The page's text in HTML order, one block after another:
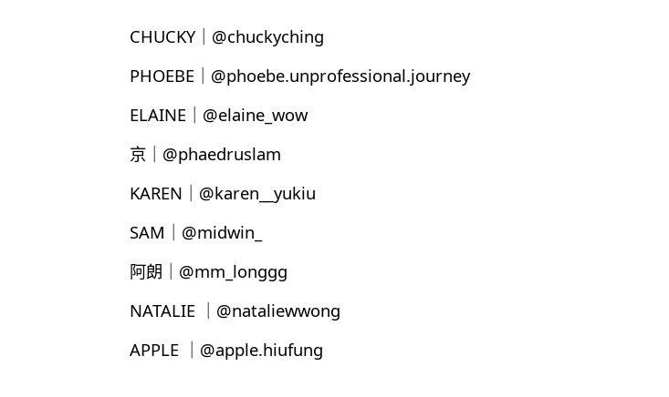
CHUCKY｜@chuckyching
PHOEBE｜@phoebe.unprofessional.journey
ELAINE｜@elaine_wow
京｜@phaedruslam
KAREN｜@karen__yukiu
SAM｜@midwin_
阿朗｜@mm_longgg
NATALIE ｜@nataliewwong
APPLE ｜@apple.hiufung